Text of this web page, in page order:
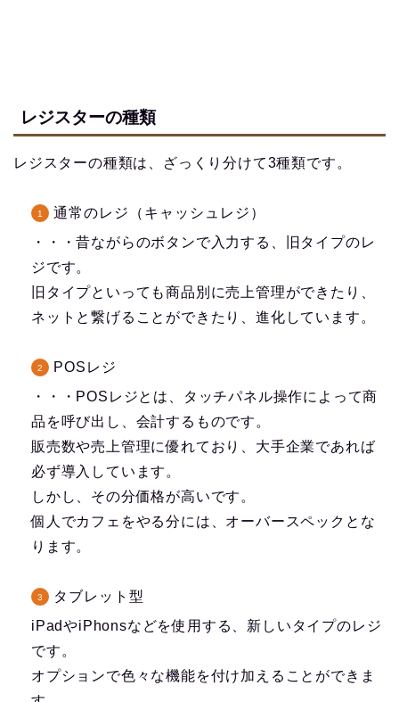
レジスターの種類
レジスターの種類は、ざっくり分けて3種類です。
通常のレジ（キャッシュレジ）
・・・昔ながらのボタンで入力する、旧タイプのレ
ジです。
旧タイプといっても商品別に売上管理ができたり、
ネットと繋げることができたり、進化しています。
POSレジ
・・・POSレジとは、タッチパネル操作によって商
品を呼び出し、会計するものです。
販売数や売上管理に優れており、大手企業であれば
必ず導入しています。
しかし、その分価格が高いです。
個人でカフェをやる分には、オーバースペックとな
ります。
タブレット型
iPadやiPhonsなどを使用する、新しいタイプのレジ
です。
オプションで色々な機能を付け加えることができま